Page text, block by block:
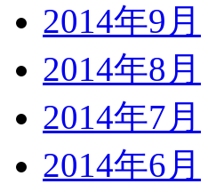
2014年9月
2014年8月
2014年7月
2014年6月